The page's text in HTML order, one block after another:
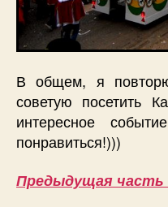
В общем, я
советую посетить
интересное
понравиться!)))
Предыдущая